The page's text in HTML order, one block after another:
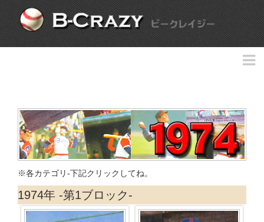
※各カテゴリ-下記クリックしてね。
1974年 -第1ブロック-
第１ブロック〈# 52 ー # 53〉
第3ブロック〈# 122 ー # 126〉
第5ブロック〈# 216〉
第6ブロック〈# 249〉
第7ブロック〈# 285〉
1973-1979年カード
その他の年代カード